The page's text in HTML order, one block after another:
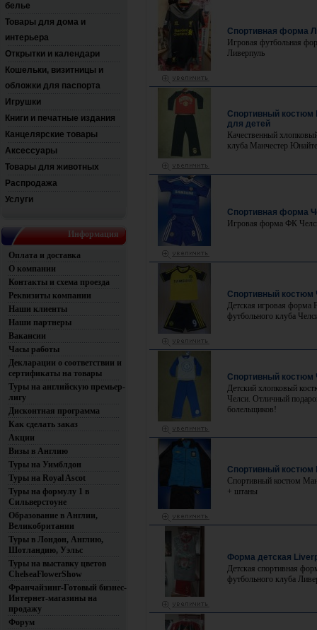
белье
Товары для дома и
интерьера
Открытки и календари
Кошельки, визитницы и
обложки для паспорта
Игрушки
Книги и печатные издания
Канцелярские товары
Аксессуары
Товары для животных
Распродажа
Услуги
Информация
Оплата и доставка
О компании
Контакты и схема проезда
Реквизиты компании
Наши клиенты
Наши партнеры
Вакансии
Часы работы
Декларации о соответствии и
сертификаты на товары
Туры на английскую премьер-
лигу
Дисконтная программа
Как сделать заказ
Акции
Визы в Англию
Туры на Уимблдон
Туры на Royal Ascot
Туры на формулу 1 в
Сильверстоуне
Образование в Англии,
Великобритании
Туры в Лондон, Англию,
Шотландию, Уэльс
Туры на выставку цветов
ChelseaFlowerShow
Франчайзинг-Готовый бизнес-
Интернет-магазины на
продажу
Форум
Спортивная форма
Игровая футбольная
Ливерпуль
Спортивный костюм
для детей
Качественный
клуба Манчестер
Спортивная форма
Игровая форма ФК
Спортивный костюм
Детская игровая форма
футбольного клуба
Спортивный костюм
Детский хлопковый
Челси. Отличный
болельщиков!
Спортивный костюм
Спортивный костюм
+ штаны
Форма детская
Детская спортивная
футбольного клуба